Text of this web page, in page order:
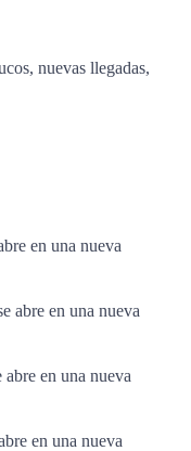
nuevas llegadas,
en una nueva
abre en una nueva
en una nueva
en una nueva